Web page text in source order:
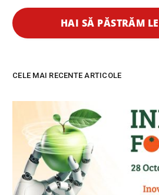
CELE MAI RECENTE ARTICOLE